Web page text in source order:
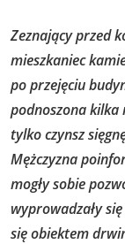
Zeznający przed
mieszkaniec
po przejęciu
podnoszona kilka
tylko czynsz
Mężczyzna
mogły sobie
wyprowadzały
się obiektem